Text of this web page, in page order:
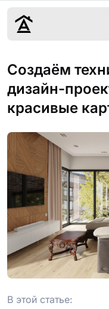
Создаём
дизайн-
красивые
В этой статье: